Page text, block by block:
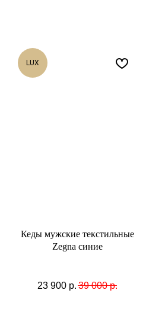
LUX
Кеды мужские текстильные
Zegna синие
23 900 р. 39 000 р.